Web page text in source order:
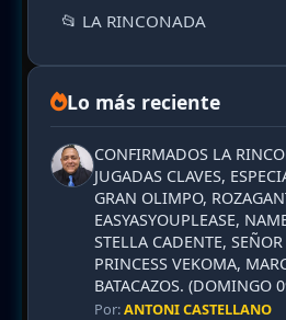
📂 LA RINCONADA
Lo más reciente
CONFIRMADOS LA
JUGADAS CLAVES,
GRAN OLIMPO,
EASYASYOUPLEASE,
STELLA CADENTE,
PRINCESS VEKOMA,
BATACAZOS. (DOMINGO
Por:ANTONI CASTELLANO